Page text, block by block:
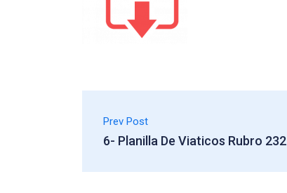
Prev Post
6- Planilla De Viaticos Rubro 232